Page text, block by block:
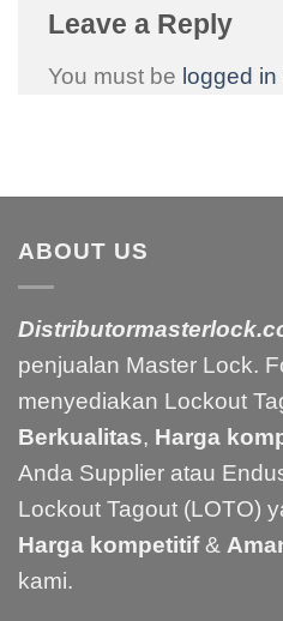
Leave a Reply
You must be logged in
ABOUT US
penjualan Master Lock.
menyediakan Lockout
Berkualitas, Harga
Anda Supplier atau
Lockout Tagout (LOTO)
Harga kompetitif&
kami.